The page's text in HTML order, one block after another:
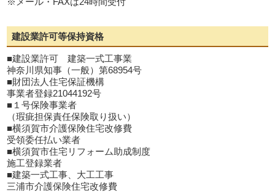
建設業許可等保持資格
■建設業許可 建築一式工事業
神奈川県知事（一般）第68954号
■財団法人住宅保証機構
事業者登録21044192号
■１号保険事業者
（瑕疵担保責任保険取り扱い）
■横須賀市介護保険住宅改修費
受領委任払い業者
■横須賀市住宅リフォーム助成制度
施工登録業者
■建築一式工事、大工工事
三浦市介護保険住宅改修費